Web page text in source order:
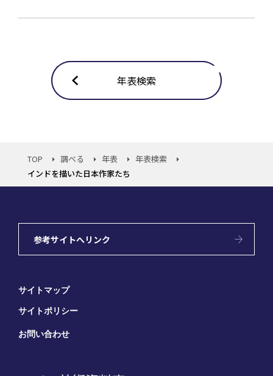
年表検索
TOP 調べる 年表
年表検索
インドを描いた日本作家たち
参考サイトへリンク
サイトマップ
サイトポリシー
お問い合わせ